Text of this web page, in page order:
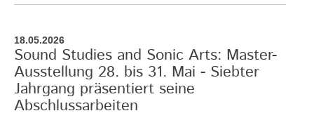
18.05.2026
Sound Studies and Sonic Arts: Master-
Ausstellung 28. bis 31. Mai - Siebter
Jahrgang präsentiert seine
Abschlussarbeiten